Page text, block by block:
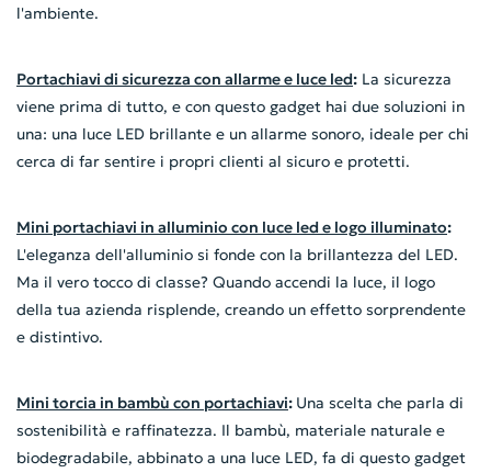
l'ambiente.
Portachiavi di sicurezza con allarme e luce led: La sicurezza
viene prima di tutto, e con questo gadget hai due soluzioni in
una: una luce LED brillante e un allarme sonoro, ideale per chi
cerca di far sentire i propri clienti al sicuro e protetti.
Mini portachiavi in alluminio con luce led e logo illuminato:
L'eleganza dell'alluminio si fonde con la brillantezza del LED.
Ma il vero tocco di classe? Quando accendi la luce, il logo
della tua azienda risplende, creando un effetto sorprendente
e distintivo.
Mini torcia in bambù con portachiavi: Una scelta che parla di
sostenibilità e raffinatezza. Il bambù, materiale naturale e
biodegradabile, abbinato a una luce LED, fa di questo gadget